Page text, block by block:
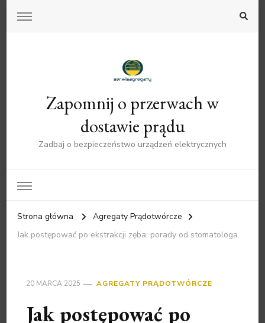
Zapomnij o przerwach w
dostawie prądu
Zadbaj o bezpieczeństwo urządzeń elektrycznych
Strona główna
Agregaty Prądotwórcze
Jak postępować po ekstrakcji zęba: porady od stomatologa
20 MARCA 2025 AGREGATY PRĄDOTWÓRCZE
Jak postępować po